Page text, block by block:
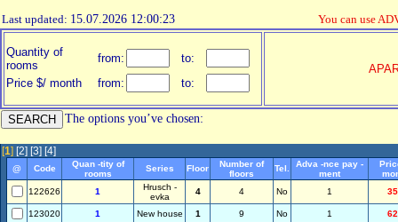
Last updated: 15.07.2026 12:00:23 You can use
Quantity of
rooms
from:
to:
Price $/ month
from: to:
The options you’ve chosen:
[1] [2] [3] [4]
@ Code
Quan -tity of
rooms
Series Floor
Number of
floors
Tel.
Adva -nce pay -
ment
122626
1
Hrusch -
evka
4 4 No 1
123020 1 New house 1 9 No 1